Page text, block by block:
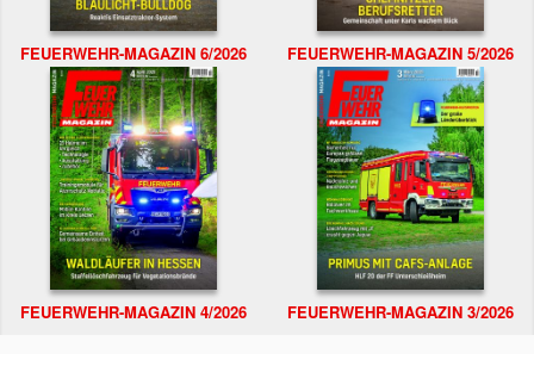
FEUERWEHR-MAGAZIN 6/2026 FEUERWEHR-MAGAZIN 5/2026
FEUERWEHR-MAGAZIN 4/2026 FEUERWEHR-MAGAZIN 3/2026